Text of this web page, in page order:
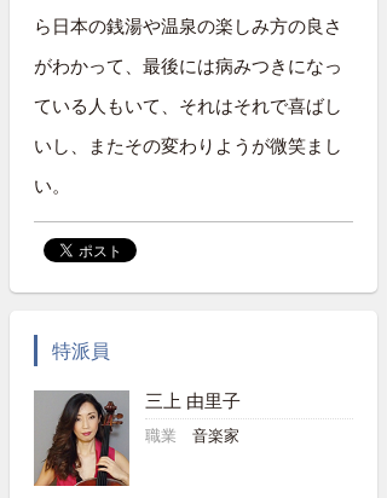
ら日本の銭湯や温泉の楽しみ方の良さ
がわかって、最後には病みつきになっ
ている人もいて、それはそれで喜ばし
いし、またその変わりようが微笑まし
い。
特派員
三上 由里子
職業 音楽家